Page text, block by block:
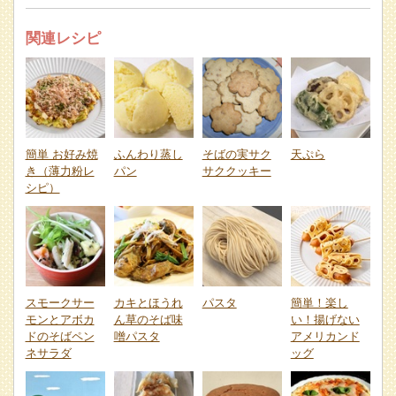
関連レシピ
簡単 お好み焼
き（薄力粉レ
シピ）
ふんわり蒸し
パン
そばの実サク
サククッキー
天ぷら
スモークサー
モンとアボカ
ドのそばペン
ネサラダ
カキとほうれ
ん草のそば味
噌パスタ
パスタ
簡単！楽し
い！揚げない
アメリカンド
ッグ